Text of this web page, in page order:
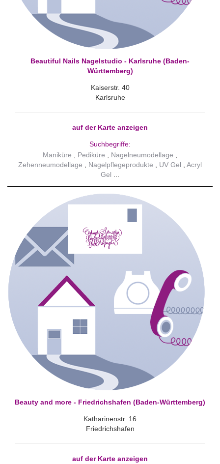
Beautiful Nails Nagelstudio - Karlsruhe (Baden-
Württemberg)
Kaiserstr. 40
Karlsruhe
auf der Karte anzeigen
Suchbegriffe:
Maniküre
Pediküre
Nagelneumodellage
Zehenneumodellage
Nagelpflegeprodukte UV Gel
Acryl
Gel
Beauty and more - Friedrichshafen (Baden-Württemberg)
Katharinenstr. 16
Friedrichshafen
auf der Karte anzeigen